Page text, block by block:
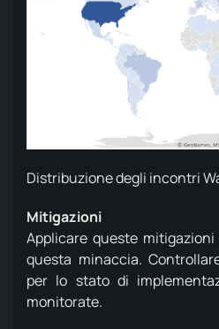
Distribuzione degli incontri
Mitigazioni
Applicare queste
questa minaccia.
per lo stato di
monitorate.